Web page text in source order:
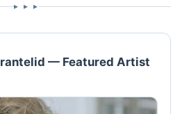
▸ ▸ ▸
— Featured Artist